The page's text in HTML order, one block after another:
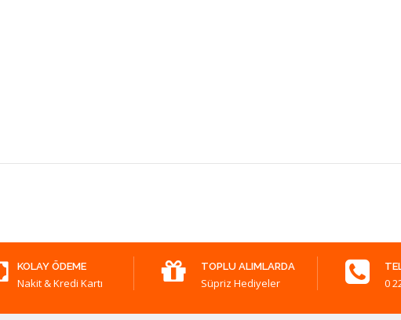
KOLAY ÖDEME
Nakit & Kredi Kartı
TOPLU ALIMLARDA
Süpriz Hediyeler 0